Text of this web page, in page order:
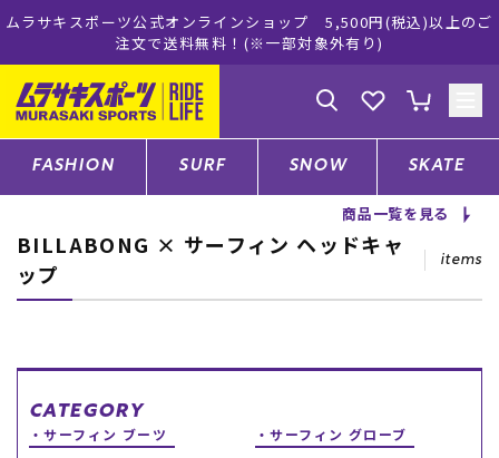
ムラサキスポーツ公式オンラインショップ 5,500円(税込)以上のご
注文で送料無料！(※一部対象外有り)
ゲスト様
ログイン 会員登録
店舗一覧
ファッションTOP
FASHION SURF SNOW SKATE
商品一覧を見る
BILLABONG × サーフィン ヘッドキャ
ップ
items
CATEGORY
サーフィン ブーツ
サーフィン グローブ